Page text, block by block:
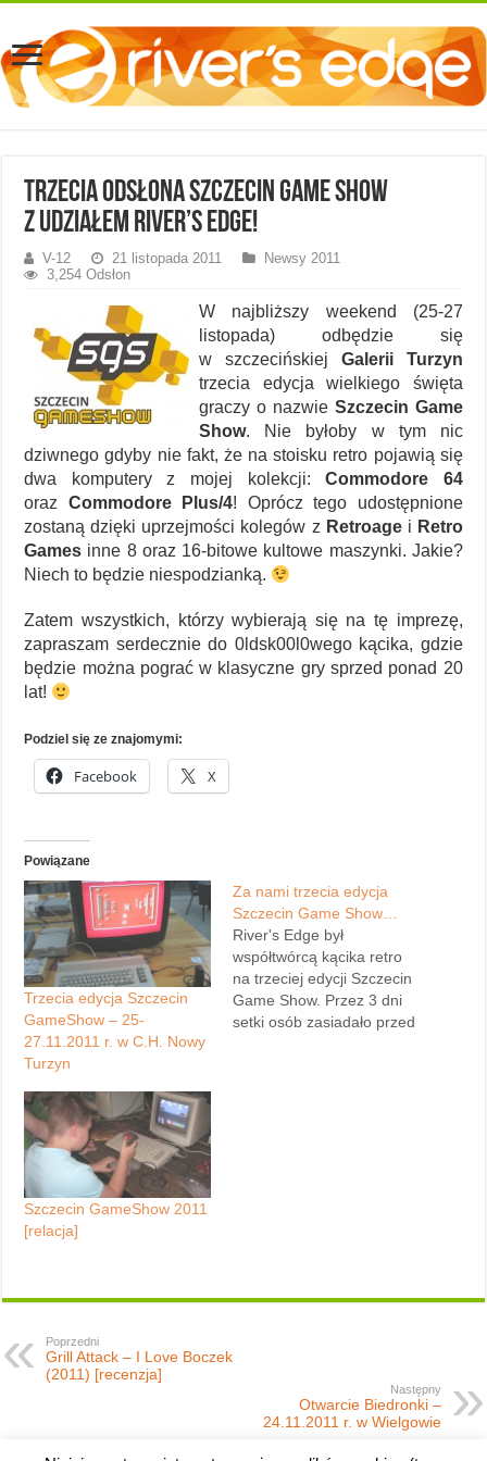
Trzecia odsłona Szczecin Game Show
z udziałem River’s Edge!
V-12 21 listopada 2011
Newsy 2011
3,254 Odsłon
W najbliższy weekend (25-27
listopada) odbędzie się
w szczecińskiej Galerii Turzyn
trzecia edycja wielkiego święta
graczy o nazwie Szczecin Game
Show. Nie byłoby w tym nic
dziwnego gdyby nie fakt, że na stoisku retro pojawią się
dwa komputery z mojej kolekcji:Commodore 64
oraz Commodore Plus/4! Oprócz tego udostępnione
zostaną dzięki uprzejmości kolegów z Retroagei Retro
Games inne 8 oraz 16-bitowe kultowe maszynki. Jakie?
Niech to będzie niespodzianką.
Zatem wszystkich, którzy wybierają się na tę imprezę,
zapraszam serdecznie do 0ldsk00l0wego kącika, gdzie
będzie można pograć w klasyczne gry sprzed ponad 20
lat!
Podziel się ze znajomymi:
Facebook X
Powiązane
Trzecia edycja Szczecin
GameShow – 25-
27.11.2011 r. w C.H. Nowy
Turzyn
Za nami trzecia edycja
Szczecin Game Show…
River's Edge był
współtwórcą kącika retro
na trzeciej edycji Szczecin
Game Show. Przez 3 dni
setki osób zasiadało przed
Szczecin GameShow 2011
[relacja]
Poprzedni
Grill Attack – I Love Boczek
(2011) [recenzja]
Następny
Otwarcie Biedronki –
24.11.2011 r. w Wielgowie